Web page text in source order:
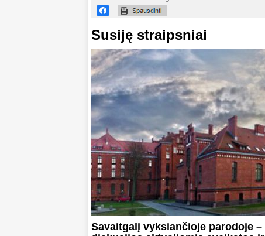
Susiję straipsniai
Savaitgalį vyksiančioje parodoje –